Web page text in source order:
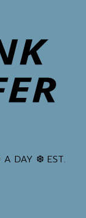
DAY ❆ EST.